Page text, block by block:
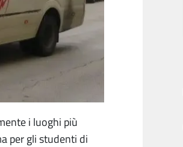
i luoghi più
per gli studenti di